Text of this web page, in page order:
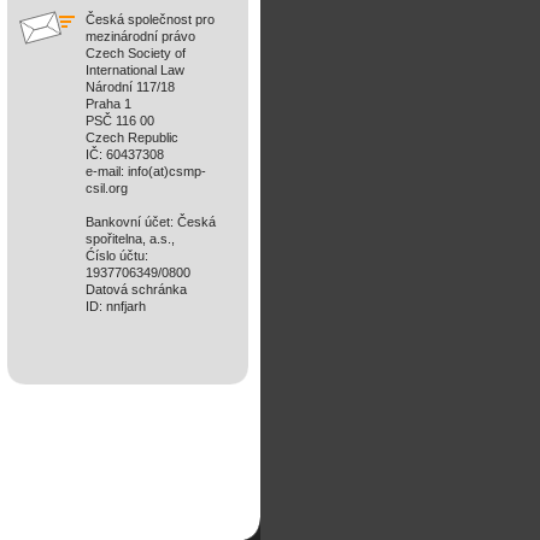
Česká společnost pro
mezinárodní právo
Czech Society of
International Law
Národní 117/18
Praha 1
PSČ 116 00
Czech Republic
IČ: 60437308
e-mail: info(at)csmp-
csil.org
Bankovní účet: Česká
spořitelna, a.s.,
Ćíslo účtu:
1937706349/0800
Datová schránka
ID: nnfjarh